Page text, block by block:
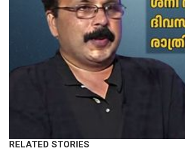
RELATED STORIES
KERALA